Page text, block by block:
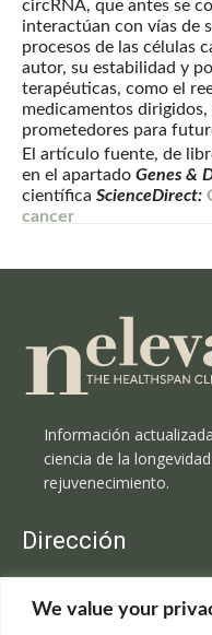
We value your
circRNA, que antes se
interactúan con vías de
procesos de las células
autor, su estabilidad y
terapéuticas, como el
medicamentos
prometedores para
El artículo fuente, de
en el apartado Genes &
científica ScienceDirect:
cancer
Información
ciencia de la
rejuvenecimiento.
Dirección
C/Claudio Coello,